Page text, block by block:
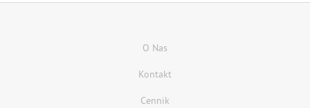
O Nas
Kontakt
Cennik